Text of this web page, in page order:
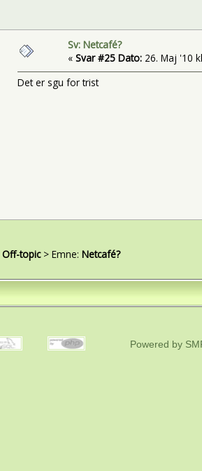
Sv: Netcafé?
« Svar #25 Dato:26. Maj '10
Det er sgu for trist
Off-topic> Emne: Netcafé?
Powered by